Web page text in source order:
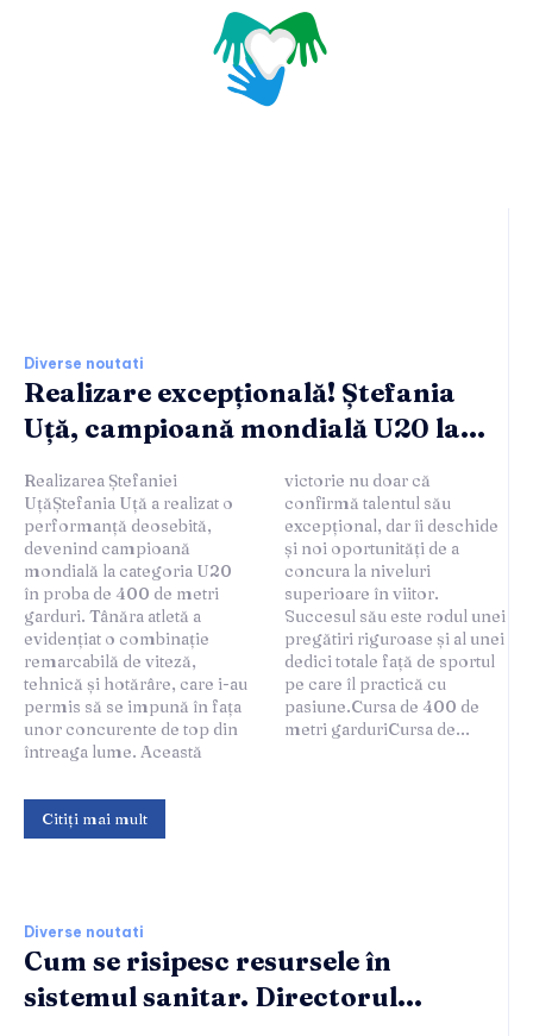
Diverse noutati
Realizare excepțională! Ștefania
Uță, campioană mondială U20 la...
Realizarea Ștefaniei
UțăȘtefania Uță a realizat o
performanță deosebită,
devenind campioană
mondială la categoria U20
în proba de 400 de metri
garduri. Tânăra atletă a
evidențiat o combinație
remarcabilă de viteză,
tehnică și hotărâre, care i-au
permis să se impună în fața
unor concurente de top din
întreaga lume. Această
victorie nu doar că
confirmă talentul său
excepțional, dar îi deschide
și noi oportunități de a
concura la niveluri
superioare în viitor.
Succesul său este rodul unei
pregătiri riguroase și al unei
dedici totale față de sportul
pe care îl practică cu
pasiune.Cursa de 400 de
metri garduriCursa de...
Citiți mai mult
Diverse noutati
Cum se risipesc resursele în
sistemul sanitar. Directorul...